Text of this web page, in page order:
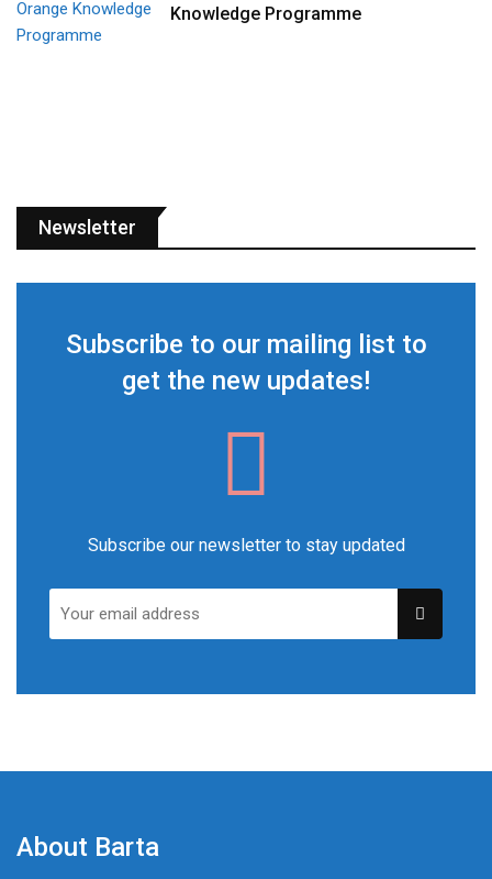
Knowledge Programme
Newsletter
Subscribe to our mailing list to
get the new updates!
Subscribe our newsletter to stay updated
About Barta